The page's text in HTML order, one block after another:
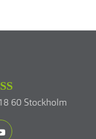
60 Stockholm